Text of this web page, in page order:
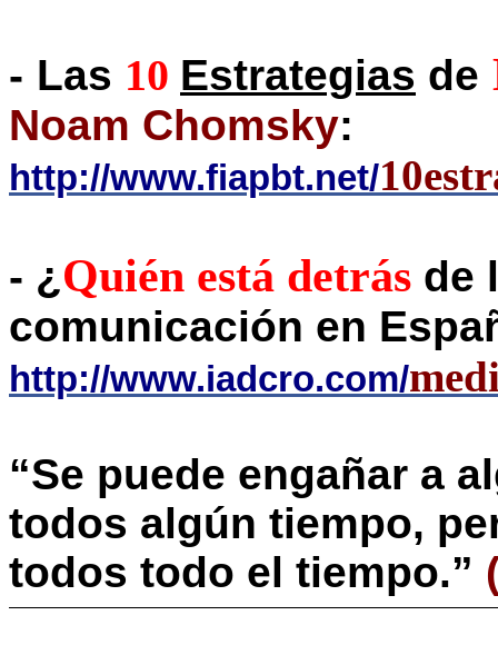
- Las 10 Estrategias de
Noam Chomsky:
http://www.fiapbt.net/
- ¿Quién está detrás de
comunicación en
http://www.iadcro.com/
“Se puede engañar a
todos algún tiempo,
todos todo el tiempo.”